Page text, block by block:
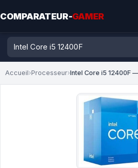
COMPARATEUR-GAMER
Accueil›Processeur›Intel Core i5 12400F